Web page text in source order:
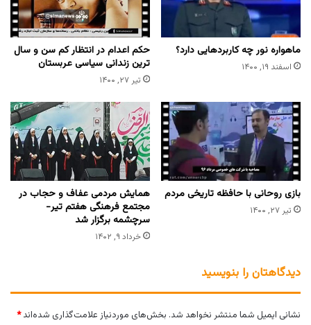
ماهواره نور چه کاربردهایی دارد؟
اسفند ۱۹, ۱۴۰۰
حکم اعدام در انتظار کم سن و سال
ترین زندانی سیاسی عربستان
تیر ۲۷, ۱۴۰۰
بازی روحانی با حافظه تاریخی مردم
تیر ۲۷, ۱۴۰۰
همایش مردمی عفاف و حجاب در
مجتمع فرهنگی هفتم تیر-
سرچشمه برگزار شد
خرداد ۹, ۱۴۰۲
دیدگاهتان را بنویسید
نشانی ایمیل شما منتشر نخواهد شد. بخش‌های موردنیاز علامت‌گذاری شده‌اند*